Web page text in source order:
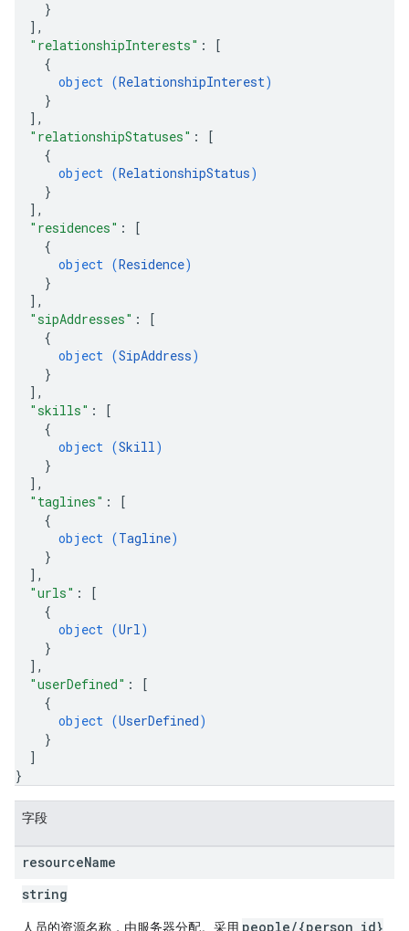
}
] ,
"relationshipInterests" :
[
{
object (RelationshipInterest)
}
] ,
"relationshipStatuses" :
[
{
object (RelationshipStatus)
}
] ,
"residences" :
[
{
object (Residence)
}
] ,
"sipAddresses" :
[
{
object (SipAddress)
}
] ,
"skills" :
[
{
object (Skill)
}
] ,
"taglines" :
[
{
object (Tagline)
}
] ,
"urls" :
[
{
object (Url)
}
] ,
"userDefined" :
[
{
object (UserDefined)
}
]
}
字段
resourceName
string
人员的资源名称，由服务器分配。采用 people/{person_id}